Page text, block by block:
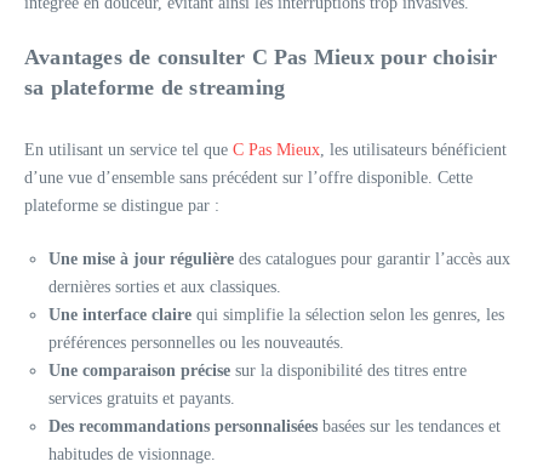
Avantages de consulter C Pas Mieux pour choisir
sa plateforme de streaming
En utilisant un service tel que C Pas Mieux, les utilisateurs bénéficient
d’une vue d’ensemble sans précédent sur l’offre disponible. Cette
plateforme se distingue par :
Une mise à jour régulière des catalogues pour garantir l’accès aux
dernières sorties et aux classiques.
Une interface claire qui simplifie la sélection selon les genres, les
préférences personnelles ou les nouveautés.
Une comparaison précise sur la disponibilité des titres entre
services gratuits et payants.
Des recommandations personnalisées basées sur les tendances et
habitudes de visionnage.